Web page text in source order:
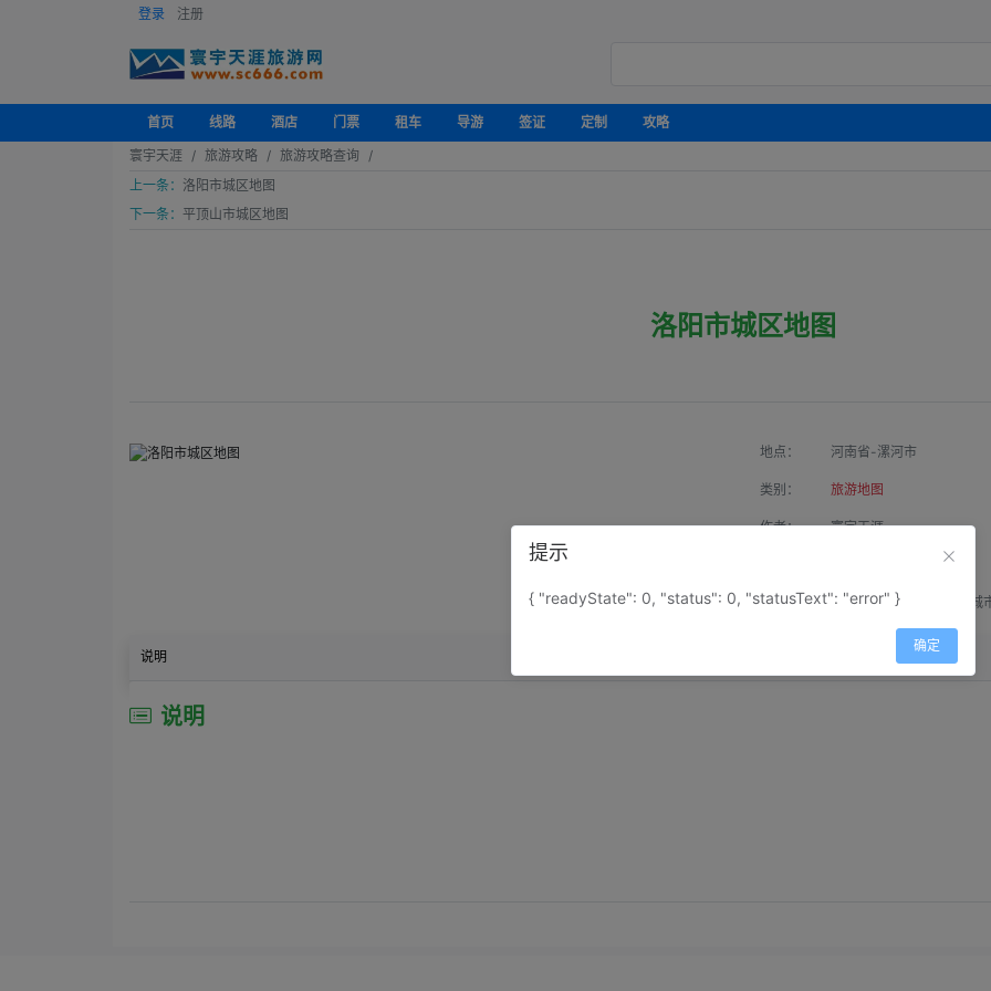
登录 注册
首页 线路 酒店 门票 租车 导游 签证 定制
攻略
寰宇天涯
旅游攻略
旅游攻略查询
上一条： 洛阳市城区地图
下一条： 平顶山市城区地图
洛阳市城区地图
地点： 河南省-漯河市
类别： 旅游地图
作者： 寰宇天涯
属性： 地图属性： 地图类型-城
说明
说明
提示
{ "readyState": 0, "status": 0, "statusText": "error" }
确定